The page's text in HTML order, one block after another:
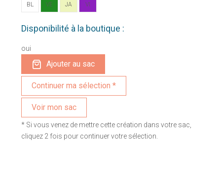
BL VE JA VI
Disponibilité à la boutique :
oui
Ajouter au sac
Voir mon sac
* Si vous venez de mettre cette création dans votre sac,
cliquez 2 fois pour continuer votre sélection.